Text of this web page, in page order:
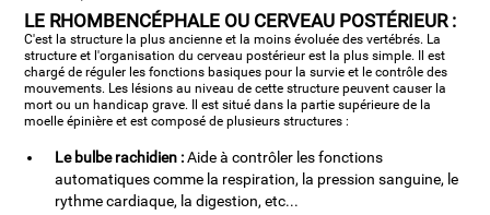
LE RHOMBENCÉPHALE OU CERVEAU POSTÉRIEUR :
C'est la structure la plus ancienne et la moins évoluée des vertébrés. La
structure et l'organisation du cerveau postérieur est la plus simple. Il est
chargé de réguler les fonctions basiques pour la survie et le contrôle des
mouvements. Les lésions au niveau de cette structure peuvent causer la
mort ou un handicap grave. Il est situé dans la partie supérieure de la
moelle épinière et est composé de plusieurs structures :
Le bulbe rachidien :Aide à contrôler les fonctions
automatiques comme la respiration, la pression sanguine, le
rythme cardiaque, la digestion, etc...